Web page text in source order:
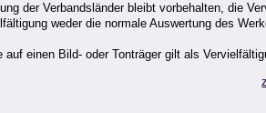
der Verbandsländer bleibt vorbehalten, die
weder die normale Auswertung des
auf einen Bild- oder Tonträger gilt als